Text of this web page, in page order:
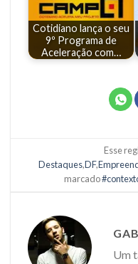
Cotidiano lança o seu
9º Programa de
Aceleração com…
Esse
Destaques,DF,
marcado
Um